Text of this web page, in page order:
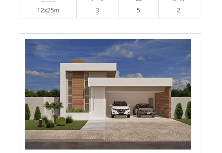
12x25m 3 5 2